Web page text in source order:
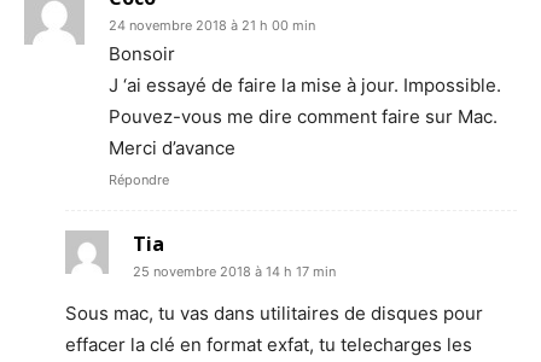
24 novembre 2018 à 21 h 00 min
Bonsoir
J ‘ai essayé de faire la mise à jour. Impossible.
Pouvez-vous me dire comment faire sur Mac.
Merci d’avance
Répondre
Tia
25 novembre 2018 à 14 h 17 min
Sous mac, tu vas dans utilitaires de disques pour
effacer la clé en format exfat, tu telecharges les